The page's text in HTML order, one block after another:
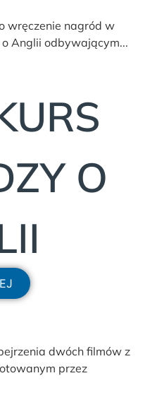
O
wręczenie nagród w
Anglii odbywającym...
dwóch filmów z
przez